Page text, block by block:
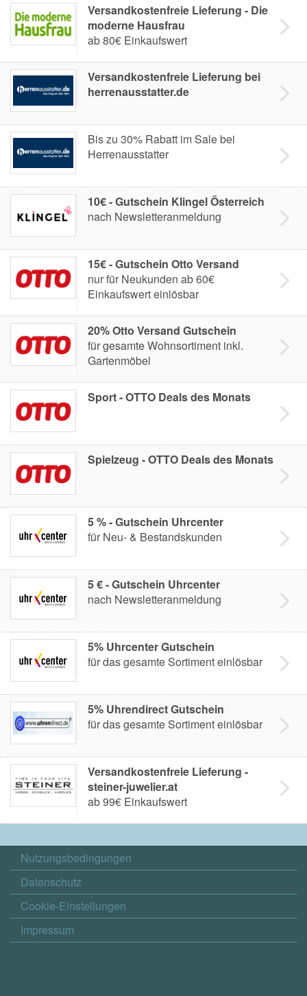
Versandkostenfreie Lieferung - Die
moderne Hausfrau
ab 80€ Einkaufswert
Versandkostenfreie Lieferung bei
herrenausstatter.de
Bis zu 30% Rabatt im Sale bei
Herrenausstatter
10€ - Gutschein Klingel Österreich
nach Newsletteranmeldung
15€ - Gutschein Otto Versand
nur für Neukunden ab 60€
Einkaufswert einlösbar
20% Otto Versand Gutschein
für gesamte Wohnsortiment inkl.
Gartenmöbel
Sport - OTTO Deals des Monats
Spielzeug - OTTO Deals des Monats
5 % - Gutschein Uhrcenter
für Neu- & Bestandskunden
5 € - Gutschein Uhrcenter
nach Newsletteranmeldung
5% Uhrcenter Gutschein
für das gesamte Sortiment einlösbar
5% Uhrendirect Gutschein
für das gesamte Sortiment einlösbar
Versandkostenfreie Lieferung -
steiner-juwelier.at
ab 99€ Einkaufswert
Nutzungsbedingungen
Datenschutz
Cookie-Einstellungen
Impressum